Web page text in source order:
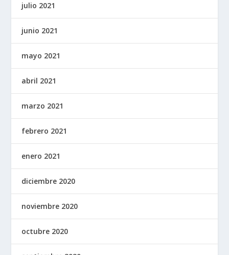
julio 2021
junio 2021
mayo 2021
abril 2021
marzo 2021
febrero 2021
enero 2021
diciembre 2020
noviembre 2020
octubre 2020